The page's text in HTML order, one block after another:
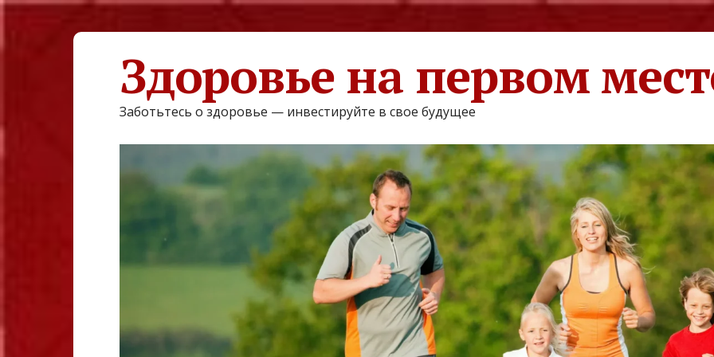
Здоровье на первом
Заботьтесь о здоровье — инвестируйте в свое будущее